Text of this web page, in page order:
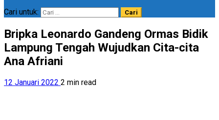
Cari untuk:
Bripka Leonardo Gandeng Ormas Bidik
Lampung Tengah Wujudkan Cita-cita
Ana Afriani
12 Januari 2022 2 min read